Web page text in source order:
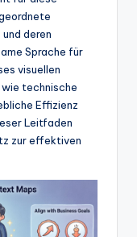
deren
Sprache für
visuellen
technische
Effizienz
Leitfaden
zur effektiven